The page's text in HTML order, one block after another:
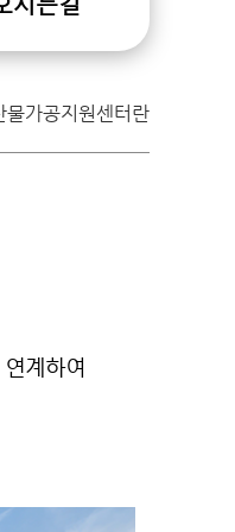
가공지원센터란
계하여